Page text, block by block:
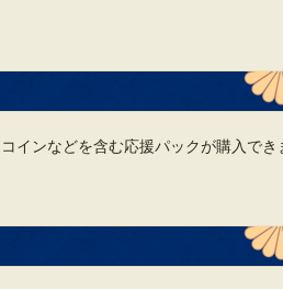
インなどを含む応援パックが購入でき